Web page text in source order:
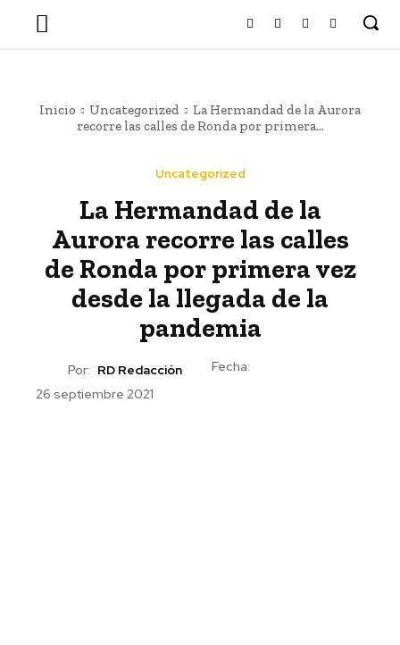
Inicio Uncategorized
La Hermandad de la Aurora
recorre las calles de Ronda por primera...
Uncategorized
La Hermandad de la
Aurora recorre las calles
de Ronda por primera vez
desde la llegada de la
pandemia
Por: RD Redacción
Fecha:
26 septiembre 2021